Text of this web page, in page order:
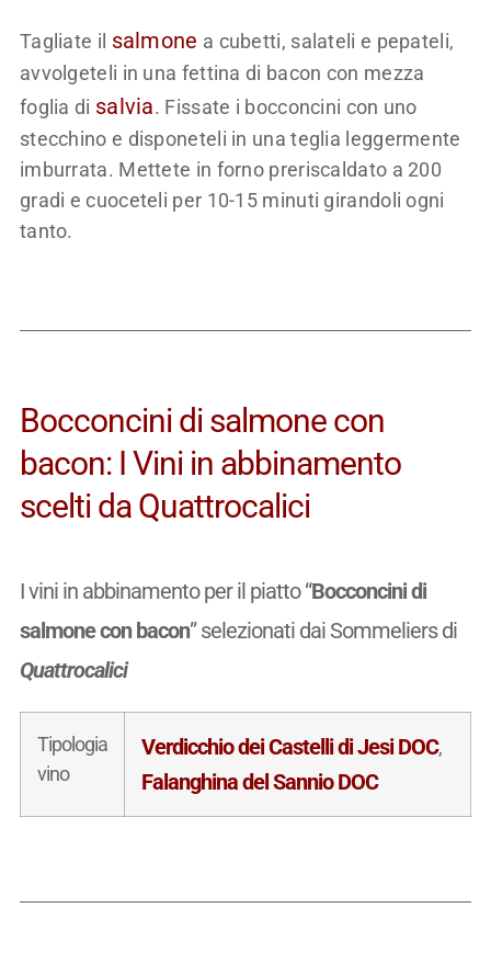
Tagliate il salmone a cubetti, salateli e pepateli,
avvolgeteli in una fettina di bacon con mezza
foglia di salvia. Fissate i bocconcini con uno
stecchino e disponeteli in una teglia leggermente
imburrata. Mettete in forno preriscaldato a 200
gradi e cuoceteli per 10-15 minuti girandoli ogni
tanto.
Bocconcini di salmone con
bacon: I Vini in abbinamento
scelti da Quattrocalici
I vini in abbinamento per il piatto “Bocconcini di
salmone con bacon” selezionati dai Sommeliers di
Quattrocalici
Tipologia
vino
Verdicchio dei Castelli di Jesi DOC,
Falanghina del Sannio DOC